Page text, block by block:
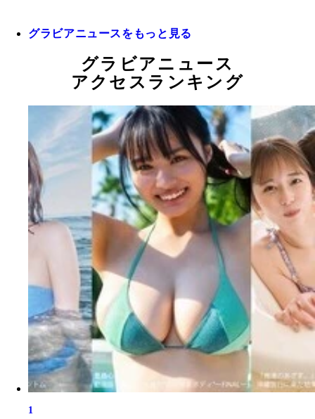
グラビアニュースをもっと見る
グラビアニュース
アクセスランキング
1